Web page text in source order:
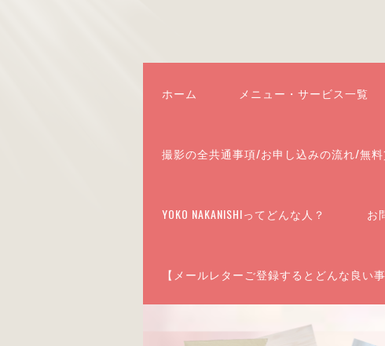
ホーム メニュー・サービス一覧
撮影の全共通事項/お申し込みの流れ/無
YOKO NAKANISHIってどんな人？ お
【メールレターご登録するとどんな良い